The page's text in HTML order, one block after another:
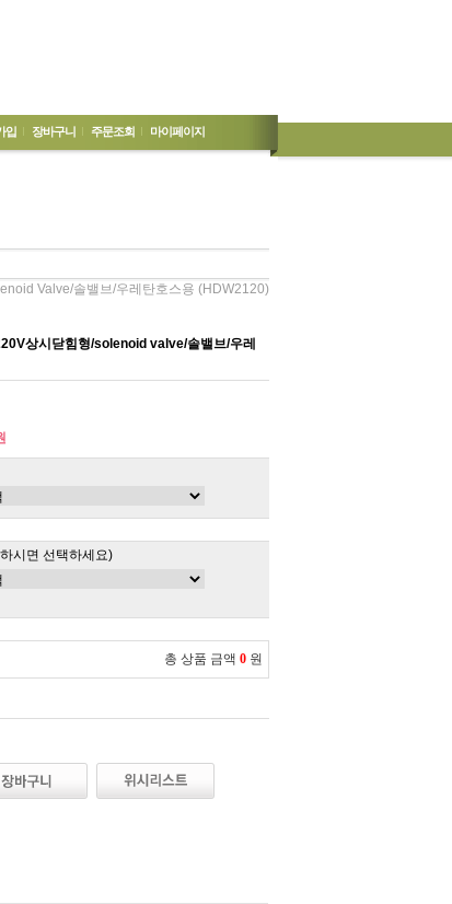
입 장바구니 주문조회 마이페이지
Valve/솔밸브/우레탄호스용 (HDW2120)
상시닫힘형/solenoid valve/솔밸브/우레
시면 선택하세요)
총 상품 금액 0 원